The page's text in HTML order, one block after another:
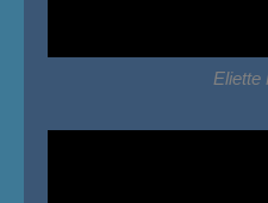
Eliette